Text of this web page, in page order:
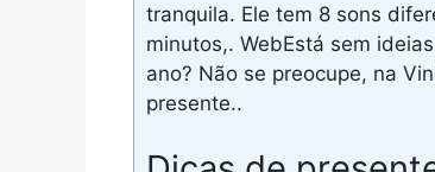
tranquila. Ele tem 8 sons
minutos,. WebEstá sem
ano? Não se preocupe, na
presente..